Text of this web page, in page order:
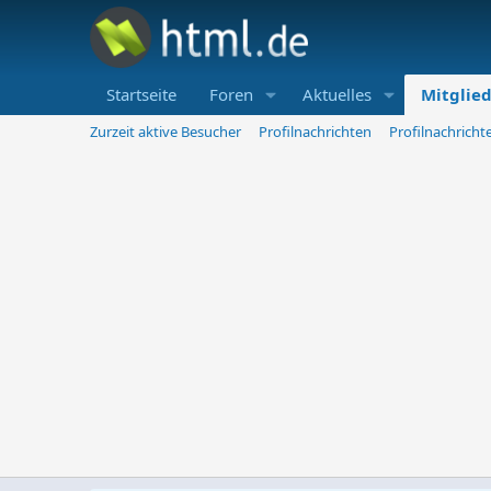
Startseite Foren Aktuelles
Zurzeit aktive Besucher Profilnachrichten